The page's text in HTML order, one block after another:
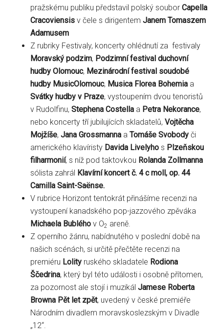
pražskému publiku představil polský soubor Capella
Cracoviensisv čele s dirigentemJanem Tomaszem
Adamusem
Z rubriky Festivaly, koncerty ohlédnutí za festivaly
Moravský podzim, Podzimní festival duchovní
hudby Olomouc, Mezinárodní festival soudobé
hudby MusicOlomouc, Musica Florea Bohemia a
Svátky hudby v Praze, vystoupením dvou tenoristů
v Rudolfinu,Stephena Costella a Petra Nekorance,
nebo koncerty tří jubilujících skladatelů,Vojtěcha
Mojžíše,Jana Grossmanna aTomáše Svobodyči
amerického klavíristy Davida Livelyhos Plzeňskou
filharmonií, s níž pod taktovkou Rolanda Zollmanna
sólista zahrál Klavírní koncert č. 4 c moll, op. 44
Camilla Saint-Saënse.
V rubrice Horizont tentokrát přinášíme recenzi na
vystoupení kanadského pop-jazzového zpěváka
Michaela Bublého v O2 areně.
Z operního žánru, nabídnutého v poslední době na
našich scénách, si určitě přečtěte recenzi na
premiéru Lolity ruského skladatele Rodiona
Ščedrina, který byl této události i osobně přítomen,
za pozornost ale stojí i muzikálJamese Roberta
Browna Pět let zpět, uvedený v české premiéře
Národním divadlem moravskoslezským v Divadle
„12“.